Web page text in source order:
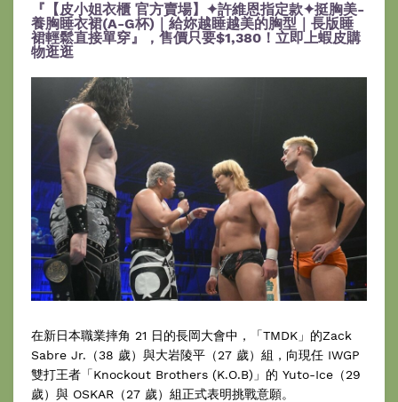
『【皮小姐衣櫃 官方賣場】✦許維恩指定款✦挺胸美-
養胸睡衣裙(A-G杯)｜給妳越睡越美的胸型｜長版睡
裙輕鬆直接單穿』，售價只要$1,380！立即上蝦皮購
物逛逛
在新日本職業摔角 21 日的長岡大會中，「TMDK」的Zack
Sabre Jr.（38 歲）與大岩陵平（27 歲）組，向現任 IWGP
雙打王者「Knockout Brothers (K.O.B)」的 Yuto-Ice（29
歲）與 OSKAR（27 歲）組正式表明挑戰意願。